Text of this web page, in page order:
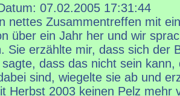
07.02.2005 17:31:44
nettes Zusammentreffen mit
über ein Jahr her und wir
Sie erzählte mir, dass sich der
dass das nicht sein
sind, wiegelte sie ab und
Herbst 2003 keinen Pelz mehr